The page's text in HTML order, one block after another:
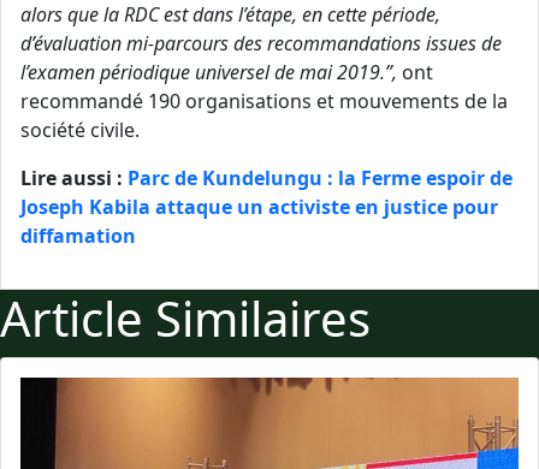
alors que la RDC est dans l’étape, en cette période,
d’évaluation mi-parcours des recommandations issues de
l’examen périodique universel de mai 2019.”, ont
recommandé 190 organisations et mouvements de la
société civile.
Lire aussi : Parc de Kundelungu : la Ferme espoir de
Joseph Kabila attaque un activiste en justice pour
diffamation
Article Similaires